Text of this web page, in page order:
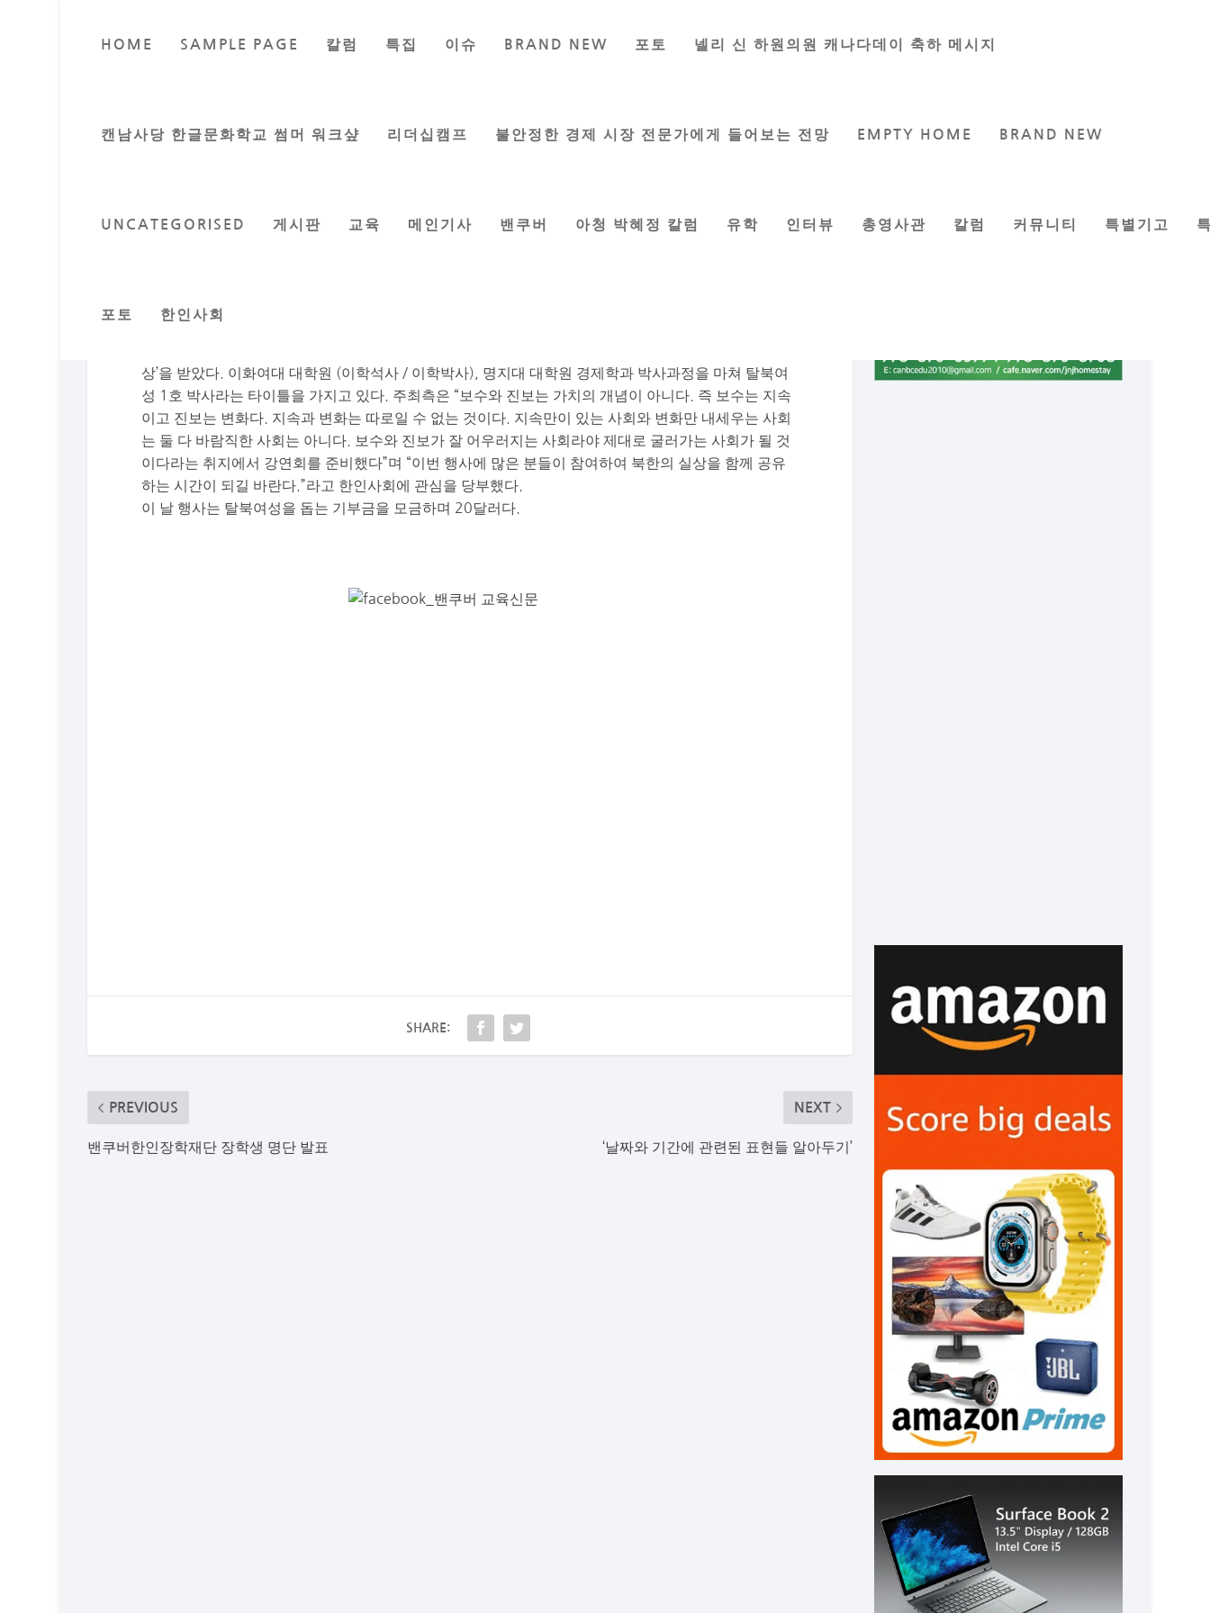
HOME SAMPLE PAGE 칼럼 특집 이슈 BRAND NEW 포토 넬리 신 하원의원 캐나다데이 축하 메시지
캔남사당 한글문화학교 썸머 워크샾 리더십캠프 불안정한 경제 시장 전문가에게 들어보는 전망 EMPTY HOME BRAND NEW
UNCATEGORISED 게시판 교육 메인기사 밴쿠버 아청 박혜정 칼럼 유학 인터뷰 총영사관 칼럼 커뮤니티 특별기고
포토 한인사회
Posted by 이지은 기자| Jul 21, 2017 |한인사회
미국 청년 윔비어 사망과 북한 해방
북한에 수립하는 제2의 건국이다’ 라는 주제로 강연할 예정이다. Save Korea Foundation 주최로 열리는
상’을 받았다. 이화여대 대학원 (이학석사 / 이학박사), 명지대 대학원 경제학과 박사과정을 마쳐 탈북여
성 1호 박사라는 타이틀을 가지고 있다. 주최측은 “보수와 진보는 가치의 개념이 아니다. 즉 보수는 지속
이고 진보는 변화다. 지속과 변화는 따로일 수 없는 것이다. 지속만이 있는 사회와 변화만 내세우는 사회
는 둘 다 바람직한 사회는 아니다. 보수와 진보가 잘 어우러지는 사회라야 제대로 굴러가는 사회가 될 것
이다라는 취지에서 강연회를 준비했다”며 “이번 행사에 많은 분들이 참여하여 북한의 실상을 함께 공유
하는 시간이 되길 바란다.”라고 한인사회에 관심을 당부했다.
이 날 행사는 탈북여성을 돕는 기부금을 모금하며 20달러다.
SHARE:
PREVIOUS
밴쿠버한인장학재단 장학생 명단 발표
NEXT
‘날짜와 기간에 관련된 표현들 알아두기’